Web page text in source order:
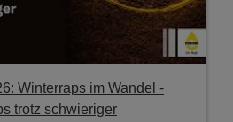
Winterraps im Wandel -
trotz schwieriger